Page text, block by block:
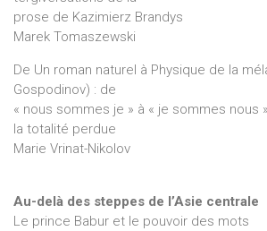
prose de Kazimierz Brandys
Marek Tomaszewski
De Un roman naturel à Physique de la
Gospodinov) : de
« nous sommes je » à « je sommes nous
la totalité perdue
Marie Vrinat-Nikolov
Au-delà des steppes de l’Asie centrale
Le prince Babur et le pouvoir des mots